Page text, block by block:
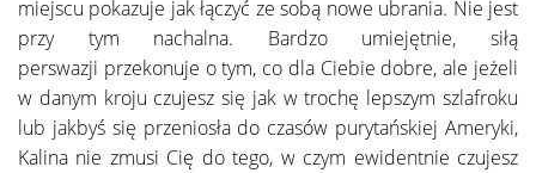
miejscu pokazuje jak łączyć ze sobą nowe ubrania. Nie jest
przy tym nachalna. Bardzo umiejętnie, siłą
perswazji przekonuje o tym, co dla Ciebie dobre, ale jeżeli
w danym kroju czujesz się jak w trochę lepszym szlafroku
lub jakbyś się przeniosła do czasów purytańskiej Ameryki,
Kalina nie zmusi Cię do tego, w czym ewidentnie czujesz